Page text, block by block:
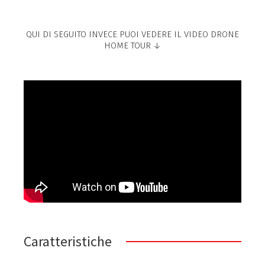
QUI DI SEGUITO INVECE PUOI VEDERE IL VIDEO DRONE
HOME TOUR ↓
Caratteristiche